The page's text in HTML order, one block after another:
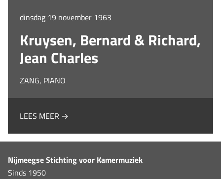
dinsdag 19 november 1963
Kruysen, Bernard & Richard,
Jean Charles
ZANG, PIANO
LEES MEER →
Nijmeegse Stichting voor Kamermuziek
Sinds 1950